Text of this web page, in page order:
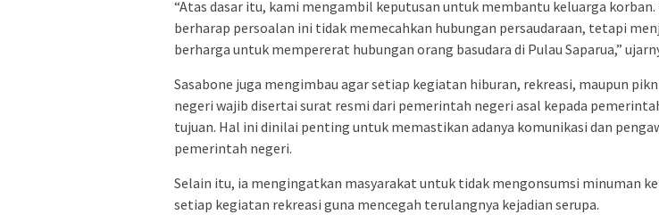
“Atas dasar itu, kami mengambil keputusan untuk membantu keluarga korban.
berharap persoalan ini tidak memecahkan hubungan persaudaraan, tetapi
berharga untuk mempererat hubungan orang basudara di Pulau Saparua,”
Sasabone juga mengimbau agar setiap kegiatan hiburan, rekreasi, maupun
negeri wajib disertai surat resmi dari pemerintah negeri asal kepada
tujuan. Hal ini dinilai penting untuk memastikan adanya komunikasi dan
pemerintah negeri.
Selain itu, ia mengingatkan masyarakat untuk tidak mengonsumsi minuman
setiap kegiatan rekreasi guna mencegah terulangnya kejadian serupa.